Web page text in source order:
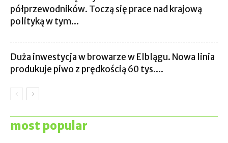
półprzewodników. Toczą się prace nad krajową
polityką w tym...
Duża inwestycja w browarze w Elblągu. Nowa linia
produkuje piwo z prędkością 60 tys....
most popular